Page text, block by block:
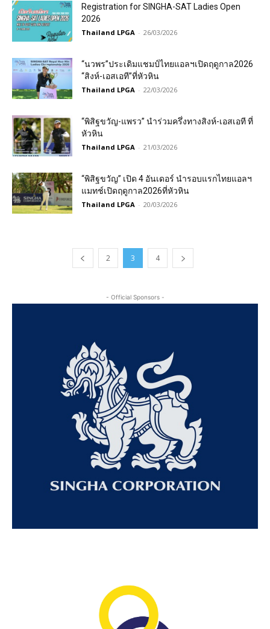
Registration for SINGHA-SAT Ladies Open
2026
Thailand LPGA - 26/03/2026
“นวพร”ประเดิมแชมป์ไทยแอลฯเปิดฤดูกาล2026
“สิงห์-เอสเอที”ที่หัวหิน
Thailand LPGA - 22/03/2026
“พิสิฐขวัญ-แพรว” นำร่วมครึ่งทางสิงห์-เอสเอที ที่
หัวหิน
Thailand LPGA - 21/03/2026
“พิสิฐขวัญ” เปิด 4 อันเดอร์ นำรอบแรกไทยแอลฯ
แมทช์เปิดฤดูกาล2026ที่หัวหิน
Thailand LPGA - 20/03/2026
2 3 4
- Official Sponsors -